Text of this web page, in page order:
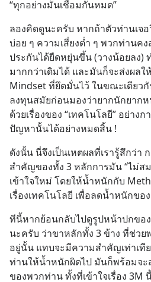
“ทุกอย่างมันเชื่อมกันหมด”
ลองคิดดูนะครับ หากถ้าตัวท่านเจ
บ่อย ๆ ความเสี่ยงต่ำ ๆ พวกท่านค
ประกันได้ยืดหยุ่นขึ้น (วางน้อยลง
มากกว่าเดิมได้ และมันก็จะส่งผล
Mindset ที่ยึดมั่นไว้ ในขณะเดียวกั
ลงทุนสมัยก่อนมองว่ายากนักยาก
ด้วยเรื่องของ “เทคโนโลยี” อย่าง
ปัญหานั้นได้อย่างหมดสิ้น !
ดังนั้น นี่จึงเป็นเหตผลที่เรารู้สึกว่า
สำคัญของทั้ง 3 หลักการมัน “ไม่ส
เข้าใจใหม่ โดยให้น้ำหนักกับ
เรื่องเทคโนโลยี เพื่อลดน้ำหนักขอ
ทีนี้หากย้อนกลับไปดูรูปหน้าปกขอ
นะครับ ว่าขาหลักทั้ง 3 ข้าง ที่ช่วย
อยู่นั้น แทบจะมีความสำคัญเท่าเ
ท่านให้น้ำหนักผิดไป มันก็พร้อมจะ
ของพวกท่าน ทั้งที่เข้าใจเรื่อง 3M